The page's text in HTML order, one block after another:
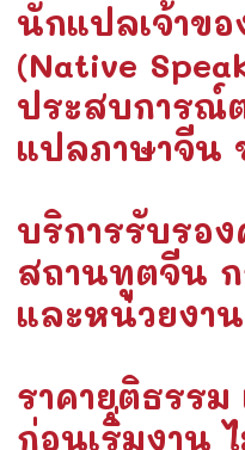
นักแปลเจ้าข
(Native
ประสบการณ์
แปลภาษาจีน
บริการรับรอ
สถานทูตจีน
และหน่วยงา
ราคายุติธรรม
ก่อนเริ่มงาน